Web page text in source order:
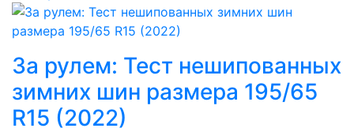
За рулем: Тест нешипованных
зимних шин размера 195/65
R15 (2022)